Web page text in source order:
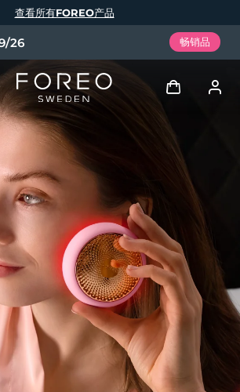
查看所有FOREO产品
26 畅销品
用户信息
我的设备
我的订单
我的地址
我的订阅
Tech Elixir
Set
Deutsch
Español
Italiano
Português
Svenska
Русский
简体中文 繁體中文